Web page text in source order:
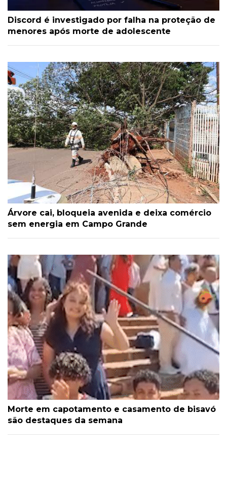
Discord é investigado por falha na proteção de
menores após morte de adolescente
Árvore cai, bloqueia avenida e deixa comércio
sem energia em Campo Grande
Morte em capotamento e casamento de bisavó
são destaques da semana